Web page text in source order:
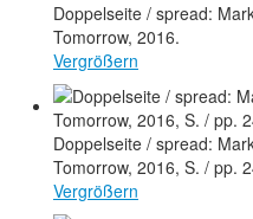
Doppelseite / spread:
Tomorrow, 2016.
Vergrößern
Doppelseite / spread:
Tomorrow, 2016, S. / pp.
Vergrößern